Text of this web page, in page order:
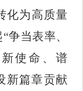
化为高质量
争当表率、
使命、谱
新篇章贡献